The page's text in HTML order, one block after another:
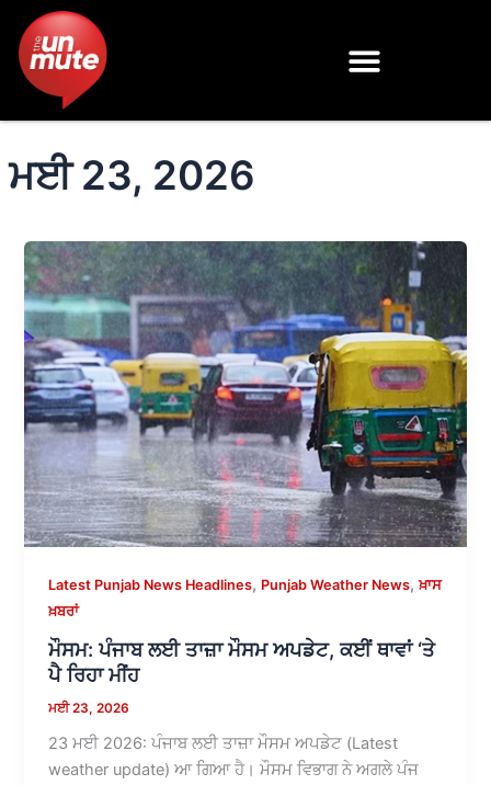
content
ਮਈ 23, 2026
Latest Punjab News Headlines, Punjab Weather News,ਖ਼ਾਸ
ਖ਼ਬਰਾਂ
ਮੌਸਮ: ਪੰਜਾਬ ਲਈ ਤਾਜ਼ਾ ਮੌਸਮ ਅਪਡੇਟ, ਕਈਂ ਥਾਵਾਂ ‘ਤੇ
ਪੈ ਰਿਹਾ ਮੀਂਹ
ਮਈ 23, 2026
23 ਮਈ 2026: ਪੰਜਾਬ ਲਈ ਤਾਜ਼ਾ ਮੌਸਮ ਅਪਡੇਟ (Latest
weather update) ਆ ਗਿਆ ਹੈ। ਮੌਸਮ ਵਿਭਾਗ ਨੇ ਅਗਲੇ ਪੰਜ